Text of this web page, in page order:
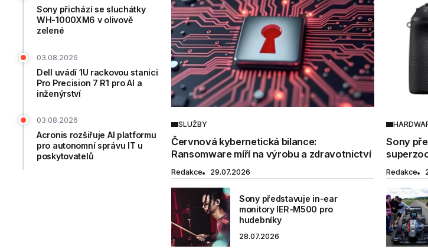
Sony přichází se sluchátky
WH-1000XM6 v olivově
zelené
03.08.2026
Dell uvádí 1U rackovou stanici
Pro Precision 7 R1 pro AI a
inženýrství
03.08.2026
Acronis rozšiřuje AI platformu
pro autonomní správu IT u
poskytovatelů
SLUŽBY
Červnová kybernetická bilance:
Ransomware míří na výrobu a zdravotnictví
Redakce 29.07.2026
Sony
Redakce
Sony představuje in-ear
monitory IER-M500 pro
hudebníky
28.07.2026